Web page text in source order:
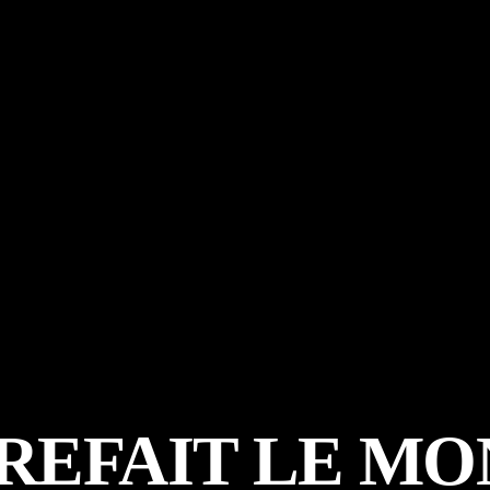
LE